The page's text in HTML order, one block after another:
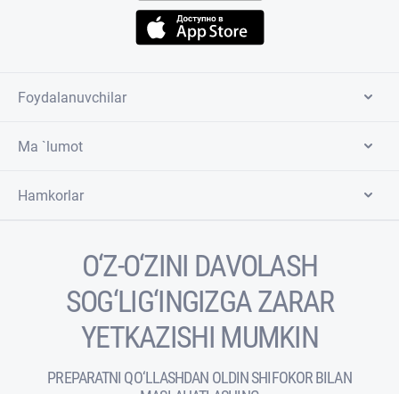
Foydalanuvchilar
Ma `lumot
Hamkorlar
O‘Z-O‘ZINI DAVOLASH
SOG‘LIG‘INGIZGA ZARAR
YETKAZISHI MUMKIN
PREPARATNI QO‘LLASHDAN OLDIN SHIFOKOR BILAN